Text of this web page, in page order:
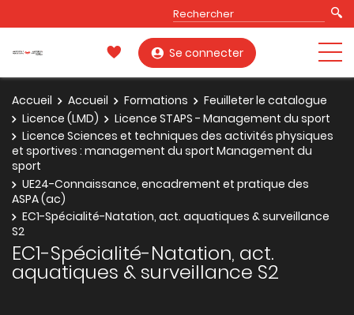
Se connecter
Accueil Accueil Formations
Feuilleter le catalogue
Licence (LMD)
Licence STAPS - Management du sport
Licence Sciences et techniques des activités physiques
et sportives : management du sport Management du
sport
UE24-Connaissance, encadrement et pratique des
ASPA (ac)
EC1-Spécialité-Natation, act. aquatiques & surveillance
S2
EC1-Spécialité-Natation, act.
aquatiques & surveillance S2